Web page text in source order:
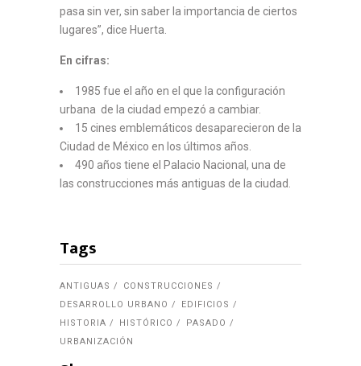
pasa sin ver, sin saber la importancia de ciertos
lugares”, dice Huerta.
En cifras:
1985 fue el año en el que la configuración
urbana de la ciudad empezó a cambiar.
15 cines emblemáticos desaparecieron de la
Ciudad de México en los últimos años.
490 años tiene el Palacio Nacional, una de
las construcciones más antiguas de la ciudad.
Tags
ANTIGUAS
CONSTRUCCIONES
DESARROLLO URBANO
EDIFICIOS
HISTORIA
HISTÓRICO
PASADO
URBANIZACIÓN